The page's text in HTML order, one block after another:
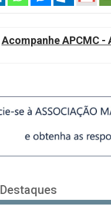
Acompanhe APCMC